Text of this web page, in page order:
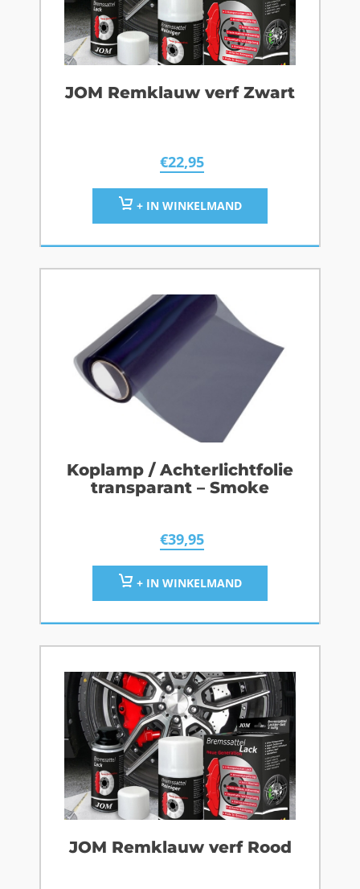
JOM Remklauw verf Zwart
€22,95
+ IN WINKELMAND
Koplamp / Achterlichtfolie
transparant – Smoke
€39,95
+ IN WINKELMAND
JOM Remklauw verf Rood